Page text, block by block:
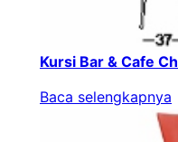
Kursi Bar & Cafe
Baca selengkapnya